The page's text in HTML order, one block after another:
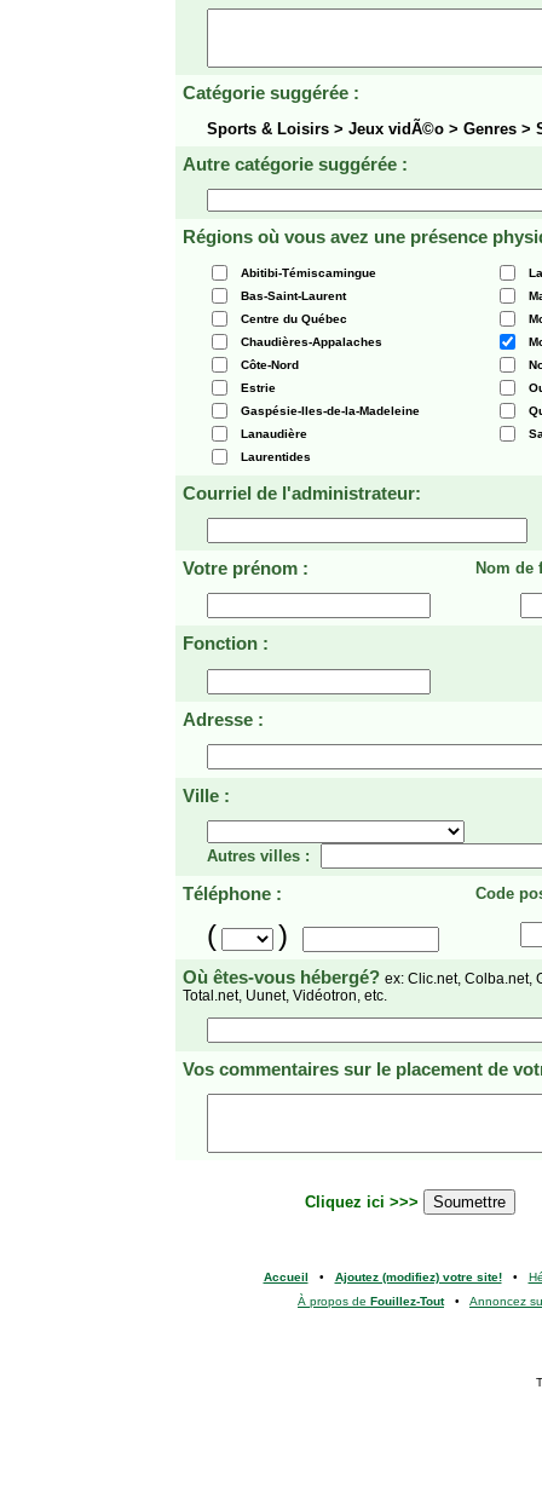
Catégorie suggérée :
Sports & Loisirs > Jeux vidÃ©o > Genres >
Autre catégorie suggérée :
Régions où vous avez une présence
Abitibi-Témiscamingue
Bas-Saint-Laurent
Centre du Québec
Chaudières-Appalaches
Côte-Nord
Estrie
Gaspésie-Iles-de-la-Madeleine
Lanaudière
Laurentides
Courriel de l'administrateur:
Votre prénom : Nom de
Fonction :
Adresse :
Ville :
Autres villes :
Téléphone : Code
( )
Où êtes-vous hébergé? ex: Clic.net, Colba.net,
Total.net, Uunet, Vidéotron, etc.
Vos commentaires sur le placement de
Cliquez ici >>>
Accueil • Ajoutez (modifiez) votre site!•
À propos de Fouillez-Tout• Annoncez